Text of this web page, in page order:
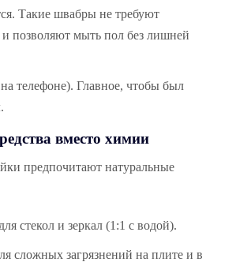
Такие швабры не требуют
и позволяют мыть пол без лишней
телефоне). Главное, чтобы был
вместо химии
предпочитают натуральные
стекол и зеркал (1:1 с водой).
сложных загрязнений на плите и в